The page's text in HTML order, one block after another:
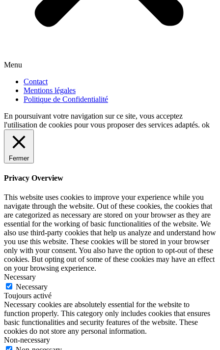
Menu
Contact
Mentions légales
Politique de Confidentialité
En poursuivant votre navigation sur ce site, vous acceptez
l'utilisation de cookies pour vous proposer des services adaptés. ok
Fermer
Privacy Overview
This website uses cookies to improve your experience while you
navigate through the website. Out of these cookies, the cookies that
are categorized as necessary are stored on your browser as they are
essential for the working of basic functionalities of the website. We
also use third-party cookies that help us analyze and understand how
you use this website. These cookies will be stored in your browser
only with your consent. You also have the option to opt-out of these
cookies. But opting out of some of these cookies may have an effect
on your browsing experience.
Necessary
Necessary
Toujours activé
Necessary cookies are absolutely essential for the website to
function properly. This category only includes cookies that ensures
basic functionalities and security features of the website. These
cookies do not store any personal information.
Non-necessary